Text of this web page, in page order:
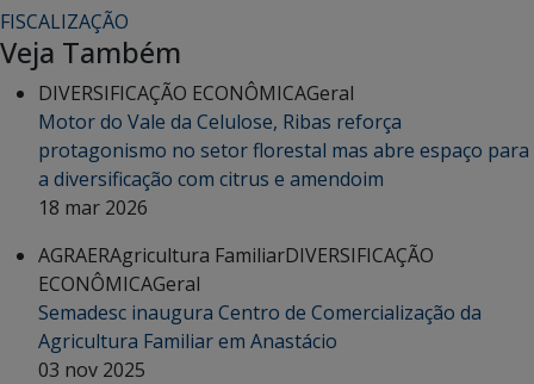
FISCALIZAÇÃO
Veja Também
DIVERSIFICAÇÃO ECONÔMICAGeral
Motor do Vale da Celulose, Ribas reforça
protagonismo no setor florestal mas abre espaço para
a diversificação com citrus e amendoim
18 mar 2026
AGRAERAgricultura FamiliarDIVERSIFICAÇÃO
ECONÔMICAGeral
Semadesc inaugura Centro de Comercialização da
Agricultura Familiar em Anastácio
03 nov 2025